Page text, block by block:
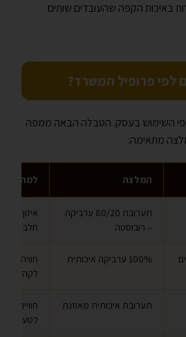
באיכות הקפה שהעובדים שותים
לפי פרופיל המשרד?
השימוש בעסק. הטבלה הבאה ממפה
מתאימה:
המלצה למה זה
תערובת 80/20 ערביקה
– רובוסטה
איזון
חלב
100% ערביקה איכותית
חוויה
לקהל
תערובת איכותית מאוזנת
חוויית
לטעמים